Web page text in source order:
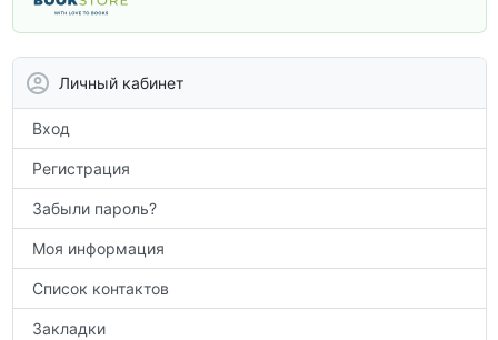
Личный кабинет
Вход
Регистрация
Забыли пароль?
Моя информация
Список контактов
Закладки